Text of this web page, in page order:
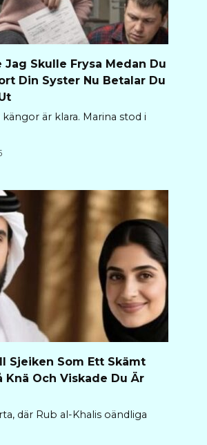
Jag Skulle Frysa Medan Du
Din Syster Nu Betalar Du
är klara. Marina stod i
Sjeiken Som Ett Skämt
Knä Och Viskade Du Är
där Rub al-Khalis oändliga